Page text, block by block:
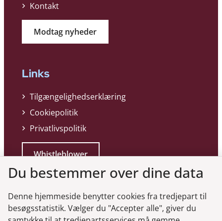
Kontakt
Modtag nyheder
Links
Tilgængelighedserklæring
Cookiepolitik
Privatlivspolitik
Whistleblower
Du bestemmer over dine data
Denne hjemmeside benytter cookies fra tredjepart til
besøgsstatistik. Vælger du "Accepter alle", giver du